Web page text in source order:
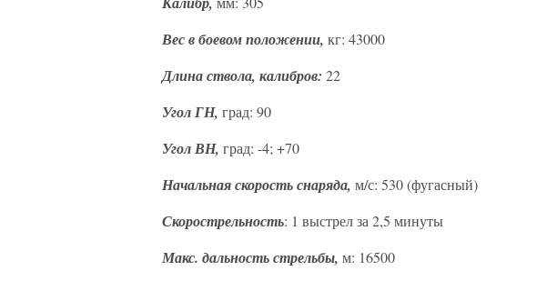
Вес в боевом положении, кг: 43000
Длина ствола, калибров: 22
Угол ГН, град: 90
Угол ВН, град: -4; +70
Начальная скорость снаряда, м/с: 530 (фугасный)
Скорострельность: 1 выстрел за 2,5 минуты
Макс. дальность стрельбы, м: 16500